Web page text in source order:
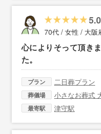
5.0
70代 / 女性 / 大阪
心によりそって頂き
た。
プラン 二日葬プラン
葬儀場 小さなお葬式
最寄駅 津守駅